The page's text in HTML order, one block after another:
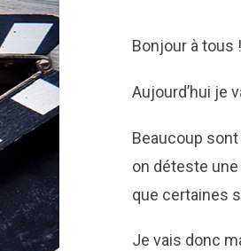
Bonjour à tous !
Aujourd’hui je
Beaucoup
on déteste
que certaines
Je vais donc